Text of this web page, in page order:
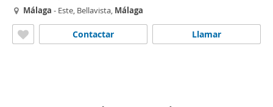
Málaga - Este, Bellavista, Málaga
Llamar
Contactar